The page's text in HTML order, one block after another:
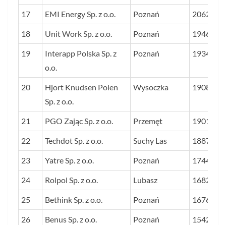
17 EMI Energy Sp. z o.o. Poznań 2062
18 Unit Work Sp. z o.o. Poznań 1946
19
Interapp Polska Sp. z
o.o.
Poznań 1934
20
Hjort Knudsen Polen
Sp. z o.o.
Wysoczka 1908
21 PGO Zając Sp. z o.o. Przemęt 1901
22 Techdot Sp. z o.o. Suchy Las 1887
23 Yatre Sp. z o.o. Poznań 1744
24 Rolpol Sp. z o.o. Lubasz 1682
25 Bethink Sp. z o.o. Poznań 1676
26 Benus Sp. z o.o. Poznań 1542